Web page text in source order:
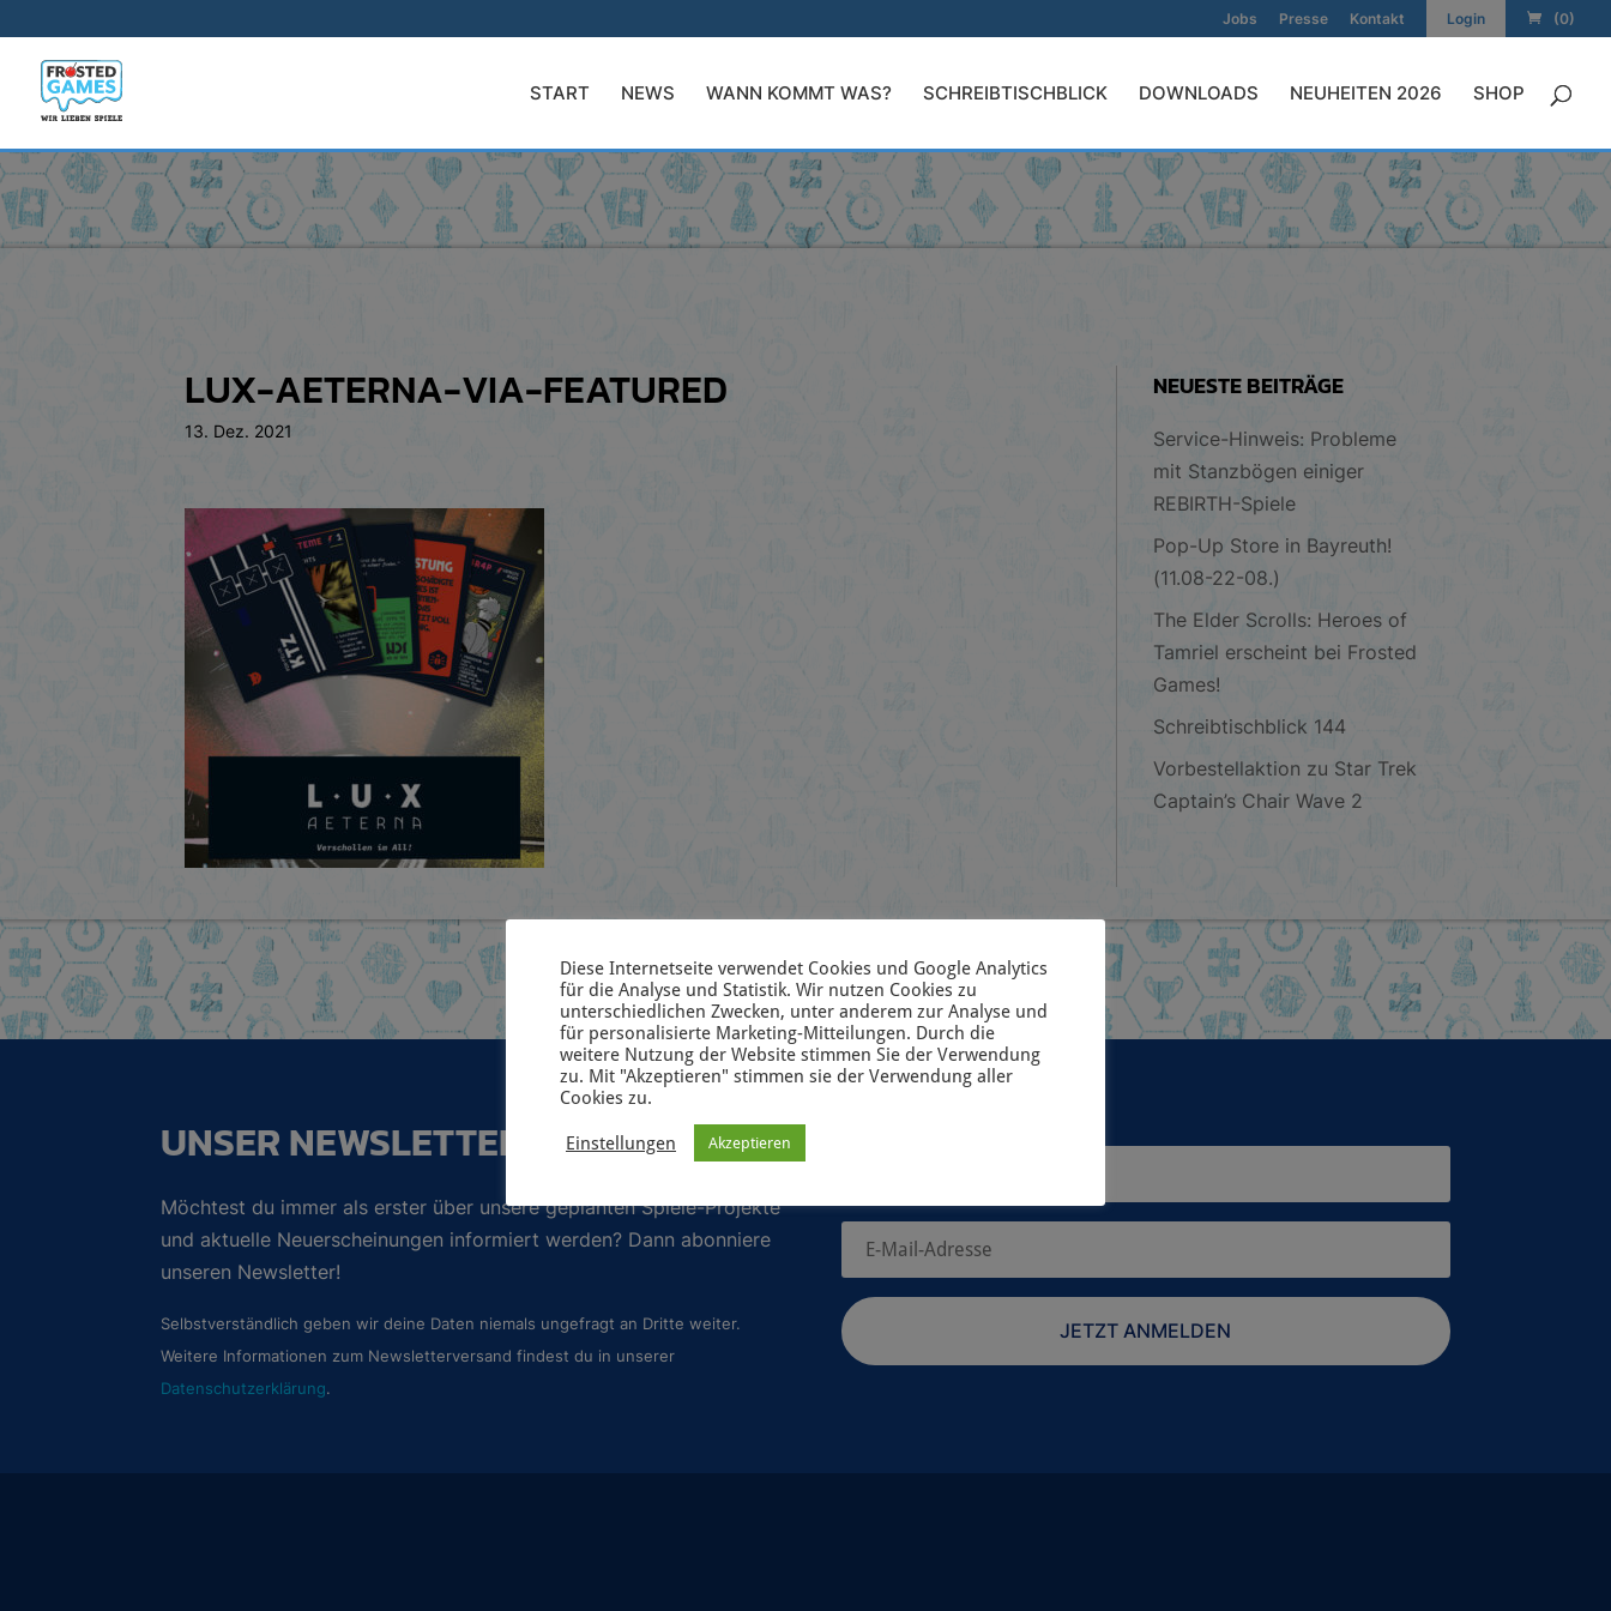
Jobs Presse Kontakt Login (0)
START NEWS WANN KOMMT WAS? SCHREIBTISCHBLICK DOWNLOADS NEUHEITEN 2026 SHOP
LUX-AETERNA-VIA-FEATURED
13. Dez. 2021
NEUESTE BEITRÄGE
Service-Hinweis: Probleme
mit Stanzbögen einiger
REBIRTH-Spiele
Pop-Up Store in Bayreuth!
(11.08-22-08.)
The Elder Scrolls: Heroes of
Tamriel erscheint bei Frosted
Games!
Schreibtischblick 144
Vorbestellaktion zu Star Trek
Captain’s Chair Wave 2
UNSER NEWSLETTER
Möchtest du immer als erster über unsere geplanten Spiele-Projekte
und aktuelle Neuerscheinungen informiert werden? Dann abonniere
unseren Newsletter!
Selbstverständlich geben wir deine Daten niemals ungefragt an Dritte weiter.
Weitere Informationen zum Newsletterversand findest du in unserer
Datenschutzerklärung.
JETZT ANMELDEN
Diese Internetseite verwendet Cookies und Google Analytics
für die Analyse und Statistik. Wir nutzen Cookies zu
unterschiedlichen Zwecken, unter anderem zur Analyse und
für personalisierte Marketing-Mitteilungen. Durch die
weitere Nutzung der Website stimmen Sie der Verwendung
zu. Mit "Akzeptieren" stimmen sie der Verwendung aller
Cookies zu.
Einstellungen Akzeptieren